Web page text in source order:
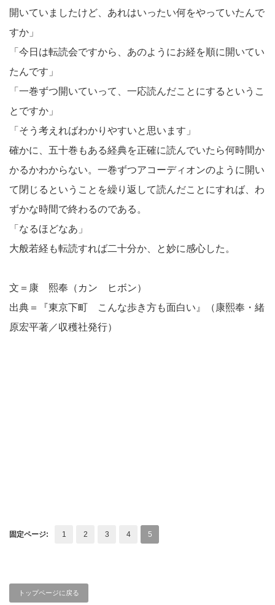
開いていましたけど、あれはいったい何をやっていたんで
すか」
「今日は転読会ですから、あのようにお経を順に開いてい
たんです」
「一巻ずつ開いていって、一応読んだことにするというこ
とですか」
「そう考えればわかりやすいと思います」
確かに、五十巻もある経典を正確に読んでいたら何時間か
かるかわからない。一巻ずつアコーディオンのように開い
て閉じるということを繰り返して読んだことにすれば、わ
ずかな時間で終わるのである。
「なるほどなあ」
大般若経も転読すれば二十分か、と妙に感心した。
文＝康 熙奉（カン ヒボン）
出典＝『東京下町 こんな歩き方も面白い』（康熙奉・緒
原宏平著／収穫社発行）
固定ページ: 1 2 3 4 5
トップページに戻る